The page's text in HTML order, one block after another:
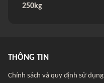
250kg
THÔNG TIN
Chính sách và quy định sử dụng